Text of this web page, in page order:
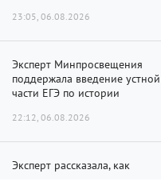
23:05, 06.08.2026
Эксперт Минпросвещения
поддержала введение устной
части ЕГЭ по истории
22:12, 06.08.2026
Эксперт рассказала, как